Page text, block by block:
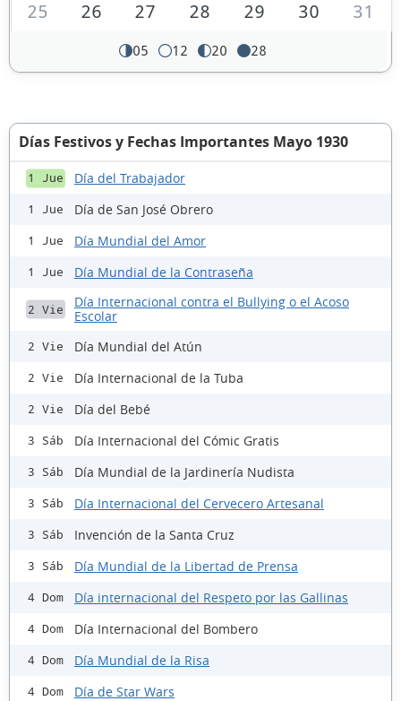
25
26 27 28 29 30 31
05 12 20 28
Días Festivos y Fechas Importantes Mayo 1930
1 Jue Día del Trabajador
1 Jue Día de San José Obrero
1 Jue Día Mundial del Amor
1 Jue Día Mundial de la Contraseña
2 Vie
Día Internacional contra el Bullying o el Acoso
Escolar
2 Vie Día Mundial del Atún
2 Vie Día Internacional de la Tuba
2 Vie Día del Bebé
3 Sáb Día Internacional del Cómic Gratis
3 Sáb Día Mundial de la Jardinería Nudista
3 Sáb Día Internacional del Cervecero Artesanal
3 Sáb Invención de la Santa Cruz
3 Sáb Día Mundial de la Libertad de Prensa
4 Dom Día internacional del Respeto por las Gallinas
4 Dom Día Internacional del Bombero
4 Dom Día Mundial de la Risa
4 Dom Día de Star Wars